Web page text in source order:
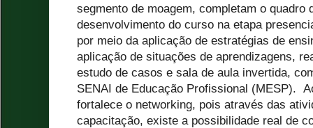
segmento de moagem, completam o quadro
desenvolvimento do curso na etapa
por meio da aplicação de estratégias de
aplicação de situações de aprendizagens,
estudo de casos e sala de aula invertida,
SENAI de Educação Profissional (MESP).
fortalece o networking, pois através das
capacitação, existe a possibilidade real de